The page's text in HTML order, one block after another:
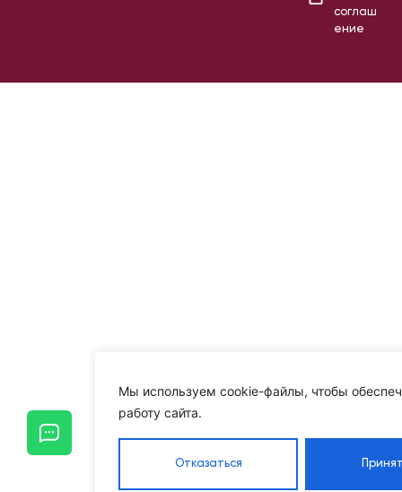
Мы используем cookie-файлы, чтобы
работу сайта.
Отказаться
соглаш
ение